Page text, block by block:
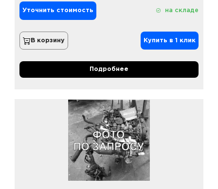
Уточнить стоимость на складе
В корзину Купить в 1 клик
Подробнее